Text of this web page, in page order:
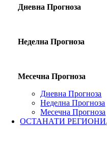
Дневна Прогноза
Неделна Прогноза
Месечна Прогноза
Дневна Прогноза
Неделна Прогноза
Месечна Прогноза
ОСТАНАТИ РЕГИОНИ